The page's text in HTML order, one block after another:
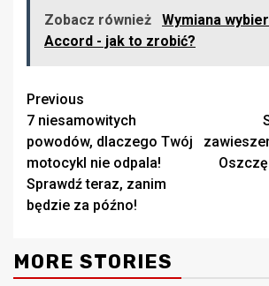
Zobacz również
Wymiana
Accord - jak to zrobić?
Continue
Reading
Previous
7 niesamowitych
powodów, dlaczego Twój
motocykl nie odpala!
Sprawdź teraz, zanim
będzie za późno!
MORE STORIES